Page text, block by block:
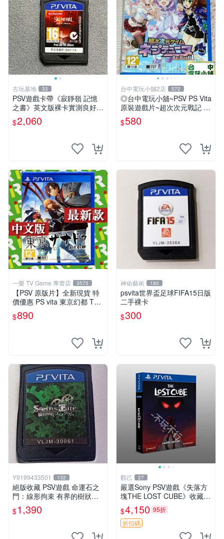
古玩基地 33
PSV遊戲卡帶《寂靜嶺 記憶
之書》英文版裸卡實測良好
限定PSV平臺獨享 廚房遊戲
獲得熱銷推薦 寂靜嶺 電玩遊
$2,060
台中電玩小舖2店 572
◎台中電玩小舖~PSV PS Vita
原裝遊戲片~超次次元戰記 戰
$580
一樂 TV Game 專賣店 3575
【PSV 原版片】全新現貨 特
價優惠 PS vita 東京幻都 TOK
YO XANADU 中文版【台中一
樂電玩】
$890
神佑藝術 180
psvita世界盃足球FIFA15日版
二手裸卡
$300
Y9199433501 132
絕版收藏 PSV遊戲 命運石之
門：線形拘束 有界的樹狀圖
日版 VLJM-30061
$1,390
觀己 27
嚴選Sony PSV遊戲《失落方
塊THE LOST CUBE》收藏
版，英語原裝未拆封 失落方
塊 THE LOST CUBE PSV 精
華版 新作 權杖
$4,150 95折
折扣碼